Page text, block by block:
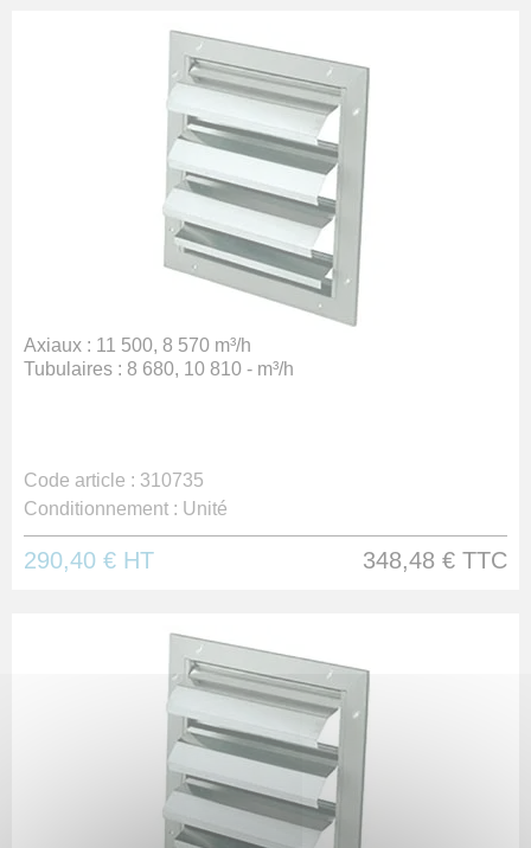
Axiaux : 11 500, 8 570 m³/h
Tubulaires : 8 680, 10 810 - m³/h
Code article : 310735
Conditionnement : Unité
290,40 € HT 348,48 € TTC